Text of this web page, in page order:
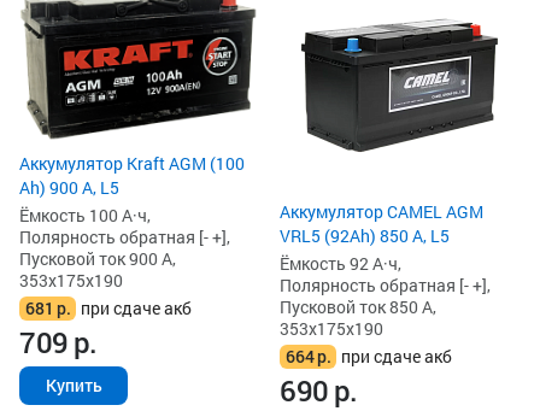
Аккумулятор Kraft AGM (100
Ah) 900 А, L5
Ёмкость 100 А·ч,
Полярность обратная [- +],
Пусковой ток 900 А,
353x175x190
681 р. при сдаче акб
709р.
Купить
Аккумулятор CAMEL AGM
VRL5 (92Ah) 850 А, L5
Ёмкость 92 А·ч,
Полярность обратная [- +],
Пусковой ток 850 А,
353x175x190
664р. при сдаче акб
690р.